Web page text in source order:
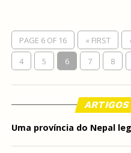
PAGE 6 OF 16 « FIRST
4
5 6 7 8
Uma província do Nepal